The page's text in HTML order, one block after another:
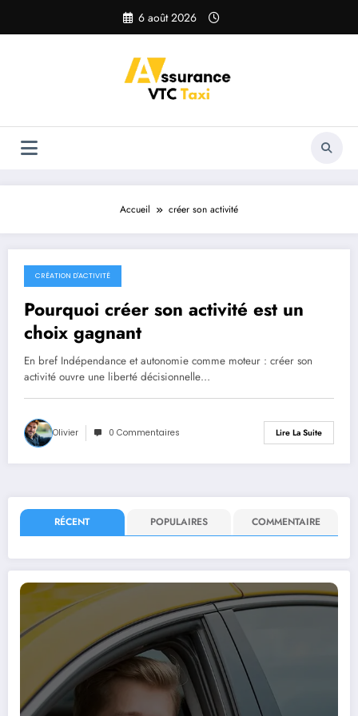
contenu
6 août 2026
Accueil créer son activité
30 mars 2026
CRÉATION D'ACTIVITÉ
Pourquoi créer son activité est un
choix gagnant
En bref Indépendance et autonomie comme moteur : créer son
activité ouvre une liberté décisionnelle…
Olivier 0 Commentaires Lire La Suite
RÉCENT POPULAIRES COMMENTAIRE